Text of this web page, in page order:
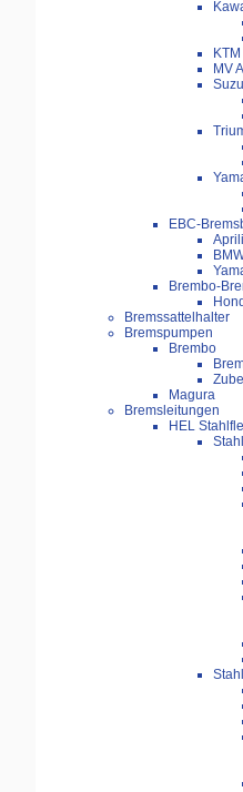
KTM
MV
EBC-
Brembo-
Bremssattelhalter
Bremspumpen
Brembo
Magura
Bremsleitungen
HEL